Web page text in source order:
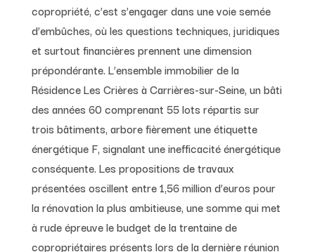
copropriété, c’est s’engager dans une voie semée
d’embûches, où les questions techniques, juridiques
et surtout financières prennent une dimension
prépondérante. L’ensemble immobilier de la
Résidence Les Crières à Carrières-sur-Seine, un bâti
des années 60 comprenant 55 lots répartis sur
trois bâtiments, arbore fièrement une étiquette
énergétique F, signalant une inefficacité énergétique
conséquente. Les propositions de travaux
présentées oscillent entre 1,56 million d’euros pour
la rénovation la plus ambitieuse, une somme qui met
à rude épreuve le budget de la trentaine de
copropriétaires présents lors de la dernière réunion